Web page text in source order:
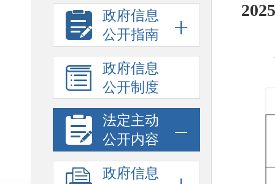
政府信息
公开指南
政府信息
公开制度
法定主动
公开内容
政府信息